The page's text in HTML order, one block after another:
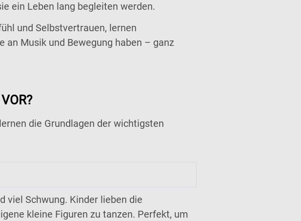
ein Leben lang begleiten werden.
und Selbstvertrauen, lernen
an Musik und Bewegung haben – ganz
die Grundlagen der wichtigsten
viel Schwung. Kinder lieben die
kleine Figuren zu tanzen. Perfekt, um